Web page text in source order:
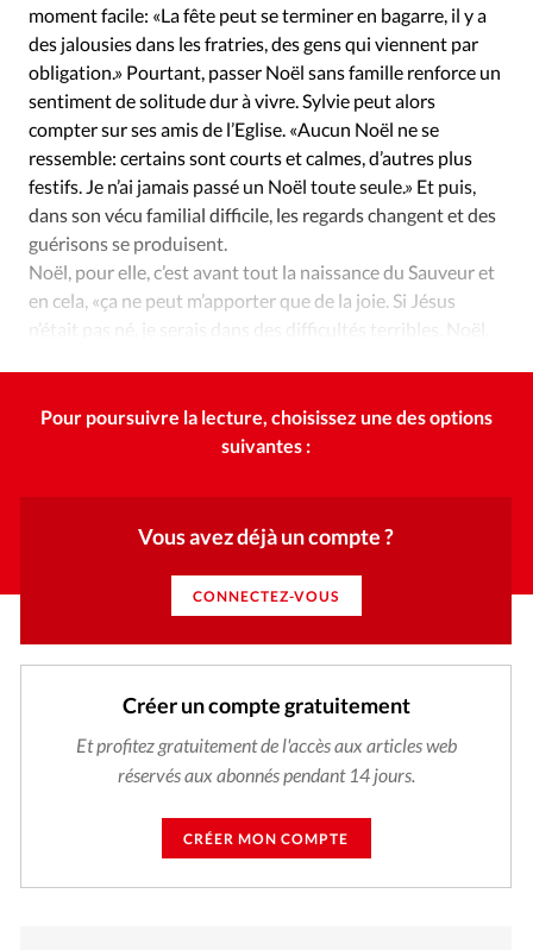
Tous les articles
Actualité chrétienne
Actualité internationale
Chronique
Culture
Dossier
Eglises Foi Génération réveil
Monde
Opinions
Publireportage
Relations Aujourd'hui
Société
Tour du monde des Eglises
Trait d'Ixène
Vécu
Vie Intérieure
moment facile: «La fête peut se terminer en bagarre, il y a
des jalousies dans les fratries, des gens qui viennent par
obligation.» Pourtant, passer Noël sans famille renforce un
sentiment de solitude dur à vivre. Sylvie peut alors
compter sur ses amis de l’Eglise. «Aucun Noël ne se
ressemble: certains sont courts et calmes, d’autres plus
festifs. Je n’ai jamais passé un Noël toute seule.» Et puis,
dans son vécu familial difficile, les regards changent et des
guérisons se produisent.
Noël, pour elle, c’est avant tout la naissance du Sauveur et
en cela, «ça ne peut m’apporter que de la joie. Si Jésus
n’était pas né, je serais dans des difficultés terribles. Noël,
Pour poursuivre la lecture, choisissez une des options
suivantes :
Vous avez déjà un compte ?
CONNECTEZ-VOUS
Créer un compte gratuitement
Et profitez gratuitement de l'accès aux articles web
réservés aux abonnés pendant 14 jours.
CRÉER MON COMPTE